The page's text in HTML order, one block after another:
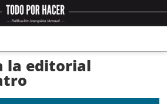
la editorial